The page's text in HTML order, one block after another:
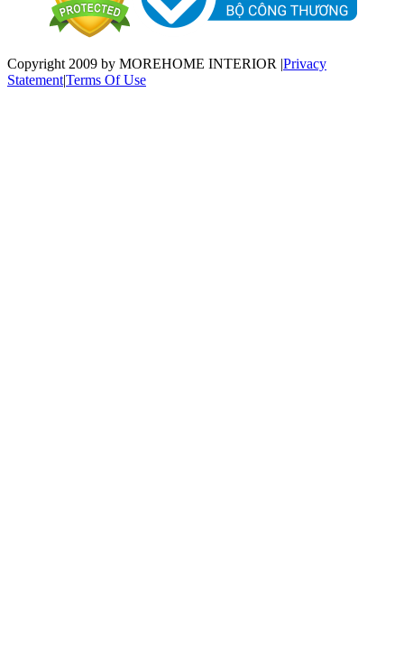
Copyright 2009 by MOREHOME INTERIOR |Privacy
Statement|Terms Of Use